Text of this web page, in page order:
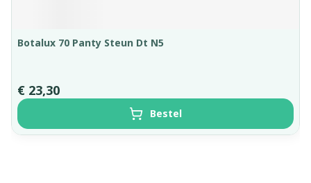
Botalux 70 Panty Steun Dt N5
€ 23,30
Bestel